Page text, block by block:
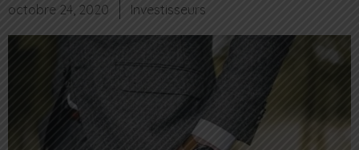
octobre 24, 2020 Investisseurs